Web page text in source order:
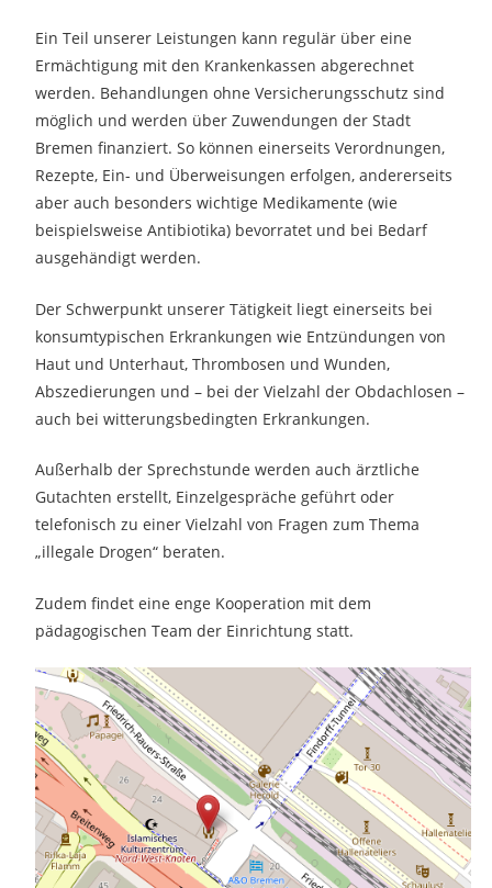
Ein Teil unserer Leistungen kann regulär über eine
Ermächtigung mit den Krankenkassen abgerechnet
werden. Behandlungen ohne Versicherungsschutz sind
möglich und werden über Zuwendungen der Stadt
Bremen finanziert. So können einerseits Verordnungen,
Rezepte, Ein- und Überweisungen erfolgen, andererseits
aber auch besonders wichtige Medikamente (wie
beispielsweise Antibiotika) bevorratet und bei Bedarf
ausgehändigt werden.
Der Schwerpunkt unserer Tätigkeit liegt einerseits bei
konsumtypischen Erkrankungen wie Entzündungen von
Haut und Unterhaut, Thrombosen und Wunden,
Abszedierungen und – bei der Vielzahl der Obdachlosen –
auch bei witterungsbedingten Erkrankungen.
Außerhalb der Sprechstunde werden auch ärztliche
Gutachten erstellt, Einzelgespräche geführt oder
telefonisch zu einer Vielzahl von Fragen zum Thema
„illegale Drogen“ beraten.
Zudem findet eine enge Kooperation mit dem
pädagogischen Team der Einrichtung statt.